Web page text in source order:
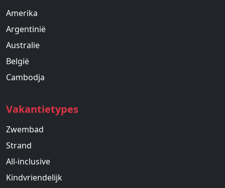
Amerika
Argentinië
Australie
België
Cambodja
Vakantietypes
Zwembad
Strand
All-inclusive
Kindvriendelijk